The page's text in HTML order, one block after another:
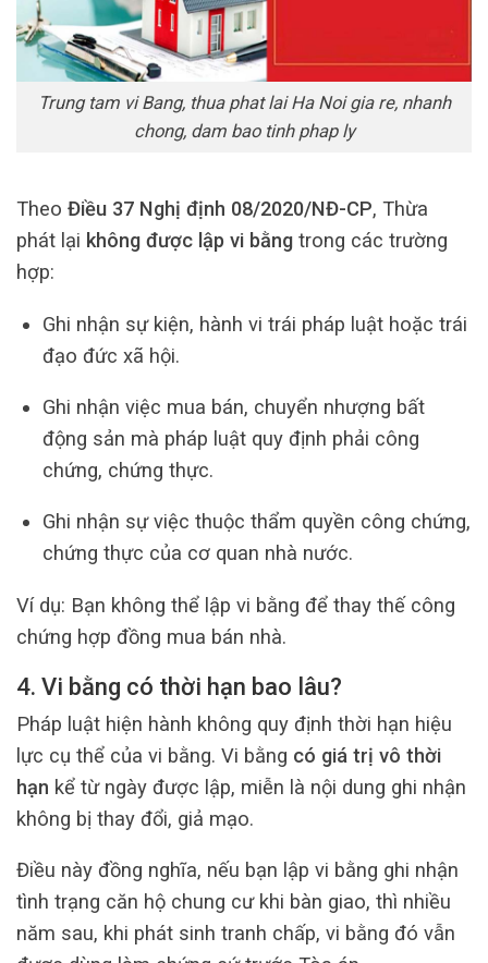
Trung tam vi Bang, thua phat lai Ha Noi gia re, nhanh
chong, dam bao tinh phap ly
Theo Điều 37 Nghị định 08/2020/NĐ-CP, Thừa
phát lại không được lập vi bằng trong các trường
hợp:
Ghi nhận sự kiện, hành vi trái pháp luật hoặc trái
đạo đức xã hội.
Ghi nhận việc mua bán, chuyển nhượng bất
động sản mà pháp luật quy định phải công
chứng, chứng thực.
Ghi nhận sự việc thuộc thẩm quyền công chứng,
chứng thực của cơ quan nhà nước.
Ví dụ: Bạn không thể lập vi bằng để thay thế công
chứng hợp đồng mua bán nhà.
4. Vi bằng có thời hạn bao lâu?
Pháp luật hiện hành không quy định thời hạn hiệu
lực cụ thể của vi bằng. Vi bằng có giá trị vô thời
hạn kể từ ngày được lập, miễn là nội dung ghi nhận
không bị thay đổi, giả mạo.
Điều này đồng nghĩa, nếu bạn lập vi bằng ghi nhận
tình trạng căn hộ chung cư khi bàn giao, thì nhiều
năm sau, khi phát sinh tranh chấp, vi bằng đó vẫn